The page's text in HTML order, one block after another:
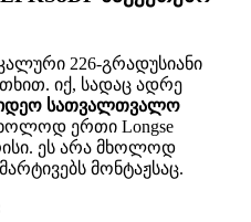
226-გრადუსიანი
იქ, სადაც ადრე
სათვალთვალო
ერთი Longse
ეს არა მხოლოდ
მონტაჟსაც.